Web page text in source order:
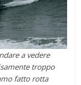
a vedere
troppo
fatto rotta